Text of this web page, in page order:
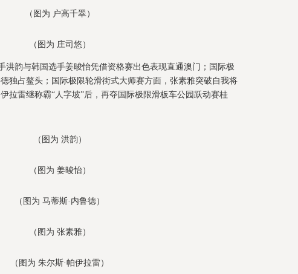
（图为 户高千翠）
（图为 庄司悠）
洪韵与韩国选手姜晙怡凭借资格赛出色表现直通澳门；国际极
独占鳌头；国际极限轮滑街式大师赛方面，张素雅突破自我将
拉雷继称霸“人字坡”后，再夺国际极限滑板车公园跃动赛桂
（图为 洪韵）
（图为 姜晙怡）
（图为 马蒂斯·内鲁徳）
（图为 张素雅）
（图为 朱尔斯·帕伊拉雷）